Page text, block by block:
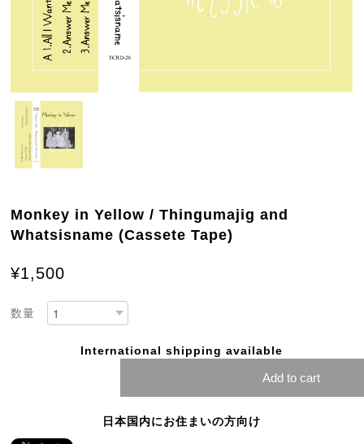
Monkey in Yellow / Thingumajig and
Whatsisname (Cassete Tape)
¥1,500
数量
International shipping available
Add to cart
日本国内にお住まいの方向け